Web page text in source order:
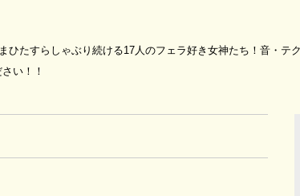
たすらしゃぶり続ける17人のフェラ好き女神たち！音・テ
い！！